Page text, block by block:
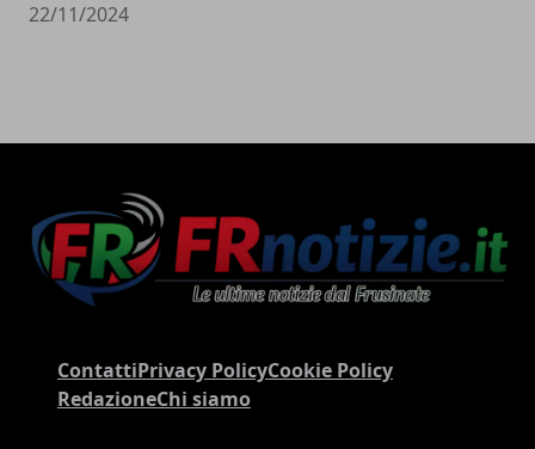
22/11/2024
ContattiPrivacy PolicyCookie Policy
RedazioneChi siamo